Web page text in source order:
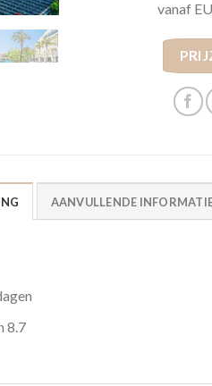
vanaf
AANVULLENDE
8.7